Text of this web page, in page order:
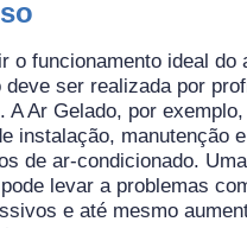
o funcionamento ideal do
deve ser realizada por
A Ar Gelado, por
instalação, manutenção
de ar-condicionado.
levar a problemas
e até mesmo